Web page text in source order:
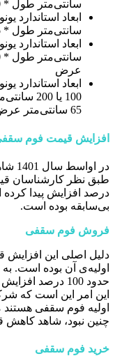
سانتی‌متر طول * 50 ساتی‌متر ارتفاع* 25 سانتی‌متر ارتفاع.
سانتی‌متر طول * 15 سانتی‌متر ارتفاع * 50 سانتی‌متر عرض
عرض
ابعاد استاندارد
65 سانتی‌متر عرض
افزایش قیمت فوم
در
درصد افزایش پیدا
بی‌سابقه بوده است.
فروش فوم سقفی
دلیل اصلی این
اولیه‌ی آن بوده است.
حدود 100 درصد
این امر این است که
اولیه فوم سقفی
چنین نبود، شاهد
خرید فوم سقفی